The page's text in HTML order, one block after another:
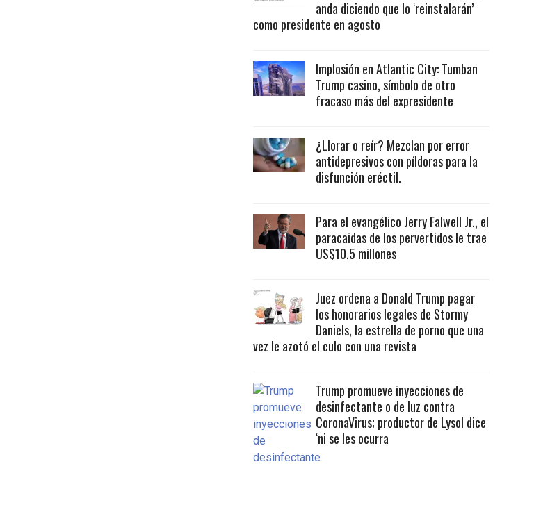
anda diciendo que lo ‘reinstalarán’
como presidente en agosto
Implosión en Atlantic City: Tumban
Trump casino, símbolo de otro
fracaso más del expresidente
¿Llorar o reír? Mezclan por error
antidepresivos con píldoras para la
disfunción eréctil.
Para el evangélico Jerry Falwell Jr., el
paracaidas de los pervertidos le trae
US$10.5 millones
Juez ordena a Donald Trump pagar
los honorarios legales de Stormy
Daniels, la estrella de porno que una
vez le azotó el culo con una revista
Trump promueve inyecciones de
desinfectante o de luz contra
CoronaVirus; productor de Lysol dice
‘ni se les ocurra